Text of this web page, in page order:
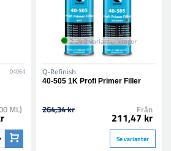
04064
ML)
2 av 2 varianter i lager
Q-Refinish
40-505 1K Profi Primer Filler
264,34 kr Från
211,47 kr
Se varianter